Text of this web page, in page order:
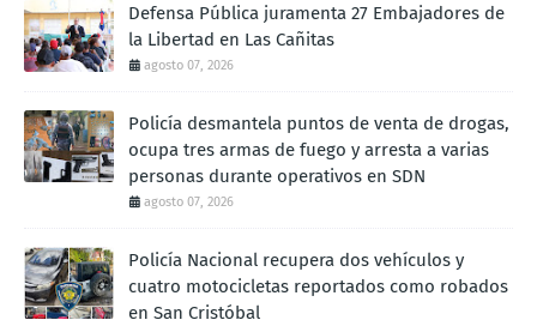
Defensa Pública juramenta 27 Embajadores de
la Libertad en Las Cañitas
agosto 07, 2026
Policía desmantela puntos de venta de drogas,
ocupa tres armas de fuego y arresta a varias
personas durante operativos en SDN
agosto 07, 2026
Policía Nacional recupera dos vehículos y
cuatro motocicletas reportados como robados
en San Cristóbal